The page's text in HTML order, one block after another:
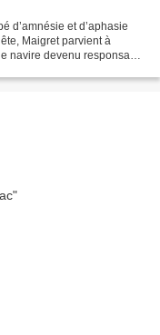
d’amnésie et d’aphasie
Maigret parvient à
navire devenu responsable